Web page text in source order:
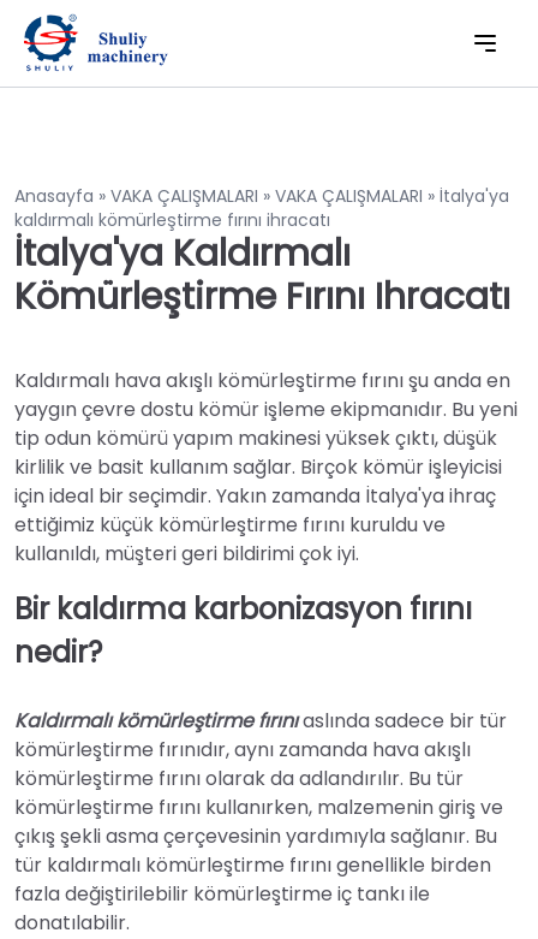
Anasayfa » VAKA ÇALIŞMALARI » VAKA ÇALIŞMALARI » İtalya'ya
kaldırmalı kömürleştirme fırını ihracatı
İtalya'ya Kaldırmalı
Kömürleştirme Fırını Ihracatı
Kaldırmalı hava akışlı kömürleştirme fırını şu anda en
yaygın çevre dostu kömür işleme ekipmanıdır. Bu yeni
tip odun kömürü yapım makinesi yüksek çıktı, düşük
kirlilik ve basit kullanım sağlar. Birçok kömür işleyicisi
için ideal bir seçimdir. Yakın zamanda İtalya'ya ihraç
ettiğimiz küçük kömürleştirme fırını kuruldu ve
kullanıldı, müşteri geri bildirimi çok iyi.
Bir kaldırma karbonizasyon fırını
nedir?
Kaldırmalı kömürleştirme fırınıaslında sadece bir tür
kömürleştirme fırınıdır, aynı zamanda hava akışlı
kömürleştirme fırını olarak da adlandırılır. Bu tür
kömürleştirme fırını kullanırken, malzemenin giriş ve
çıkış şekli asma çerçevesinin yardımıyla sağlanır. Bu
tür kaldırmalı kömürleştirme fırını genellikle birden
fazla değiştirilebilir kömürleştirme iç tankı ile
donatılabilir.